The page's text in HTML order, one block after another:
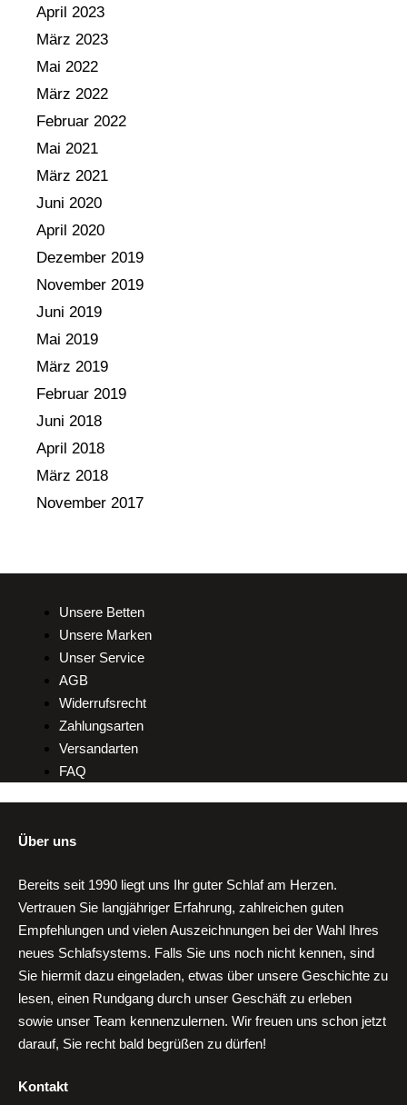
April 2023
März 2023
Mai 2022
März 2022
Februar 2022
Mai 2021
März 2021
Juni 2020
April 2020
Dezember 2019
November 2019
Juni 2019
Mai 2019
März 2019
Februar 2019
Juni 2018
April 2018
März 2018
November 2017
Unsere Betten
Unsere Marken
Unser Service
AGB
Widerrufsrecht
Zahlungsarten
Versandarten
FAQ
Über uns
Bereits seit 1990 liegt uns Ihr guter Schlaf am Herzen.
Vertrauen Sie langjähriger Erfahrung, zahlreichen guten
Empfehlungen und vielen Auszeichnungen bei der Wahl Ihres
neues Schlafsystems. Falls Sie uns noch nicht kennen, sind
Sie hiermit dazu eingeladen, etwas über unsere Geschichte zu
lesen, einen Rundgang durch unser Geschäft zu erleben
sowie unser Team kennenzulernen. Wir freuen uns schon jetzt
darauf, Sie recht bald begrüßen zu dürfen!
Kontakt